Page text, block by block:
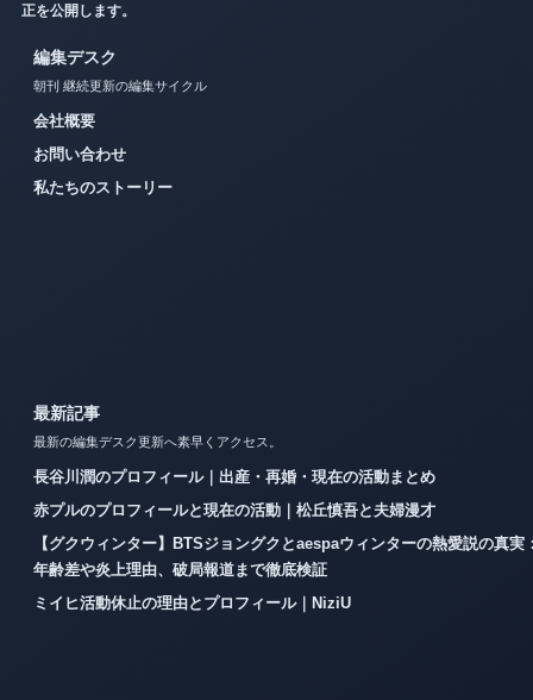
正を公開します。
編集デスク
朝刊 継続更新の編集サイクル
会社概要
お問い合わせ
私たちのストーリー
最新記事
最新の編集デスク更新へ素早くアクセス。
長谷川潤のプロフィール｜出産・再婚・現在の活動まとめ
赤プルのプロフィールと現在の活動｜松丘慎吾と夫婦漫才
【グクウィンター】BTSジョングクとaespaウィンターの熱愛説の真実
年齢差や炎上理由、破局報道まで徹底検証
ミイヒ活動休止の理由とプロフィール｜NiziU